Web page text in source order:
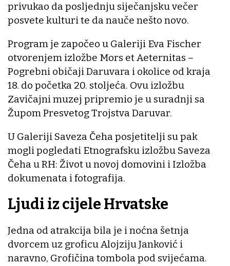
privukao da posljednju siječanjsku večer
posvete kulturi te da nauče nešto novo.
Program je započeo u Galeriji Eva Fischer
otvorenjem izložbe Mors et Aeternitas –
Pogrebni običaji Daruvara i okolice od kraja
18. do početka 20. stoljeća. Ovu izložbu
Zavičajni muzej pripremio je u suradnji sa
Župom Presvetog Trojstva Daruvar.
U Galeriji Saveza Čeha posjetitelji su pak
mogli pogledati Etnografsku izložbu Saveza
Čeha u RH: Život u novoj domovini i Izložba
dokumenata i fotografija.
Ljudi iz cijele Hrvatske
Jedna od atrakcija bila je i noćna šetnja
dvorcem uz groficu Alojziju Janković i
naravno, Grofičina tombola pod svijećama.